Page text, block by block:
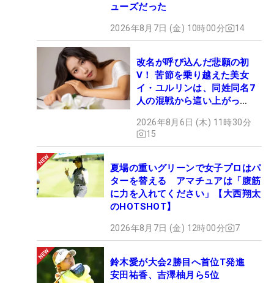
ューズだった
2026年8月7日 (金) 10時00分 14
改名が呼び込んだ悲願の初
V！ 苦節を乗り越えた美女
イ・ユルリンは、同姓同名7
人の混戦から這い上がっ
2026年8月6日 (木) 11時30分
15
夏場の重いグリーンで女子プロはパ
ターを替える アマチュアは「腹筋
に力を入れてください」【大西翔太
のHOTSHOT】
2026年8月7日 (金) 12時00分 7
鈴木愛が大会2勝目へ首位T発進
安田祐香、吉澤柚月ら5位